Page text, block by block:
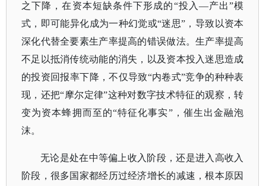
之下降，在资本短缺条件下形成的“投入—产出”模
式，即可能异化成为一种幻觉或“迷思”，导致以资本
深化代替全要素生产率提高的错误做法。生产率提高
不足以抵消传统动能的消失，以及资本投入迷思造成
的投资回报率下降，不仅导致“内卷式”竞争的种种表
现，还把“摩尔定律”这种对数字技术特征的观察，转
变为资本蜂拥而至的“特征化事实”，催生出金融泡
沫。
无论是处在中等偏上收入阶段，还是进入高收入
阶段，很多国家都经历过经济增长的减速，根本原因